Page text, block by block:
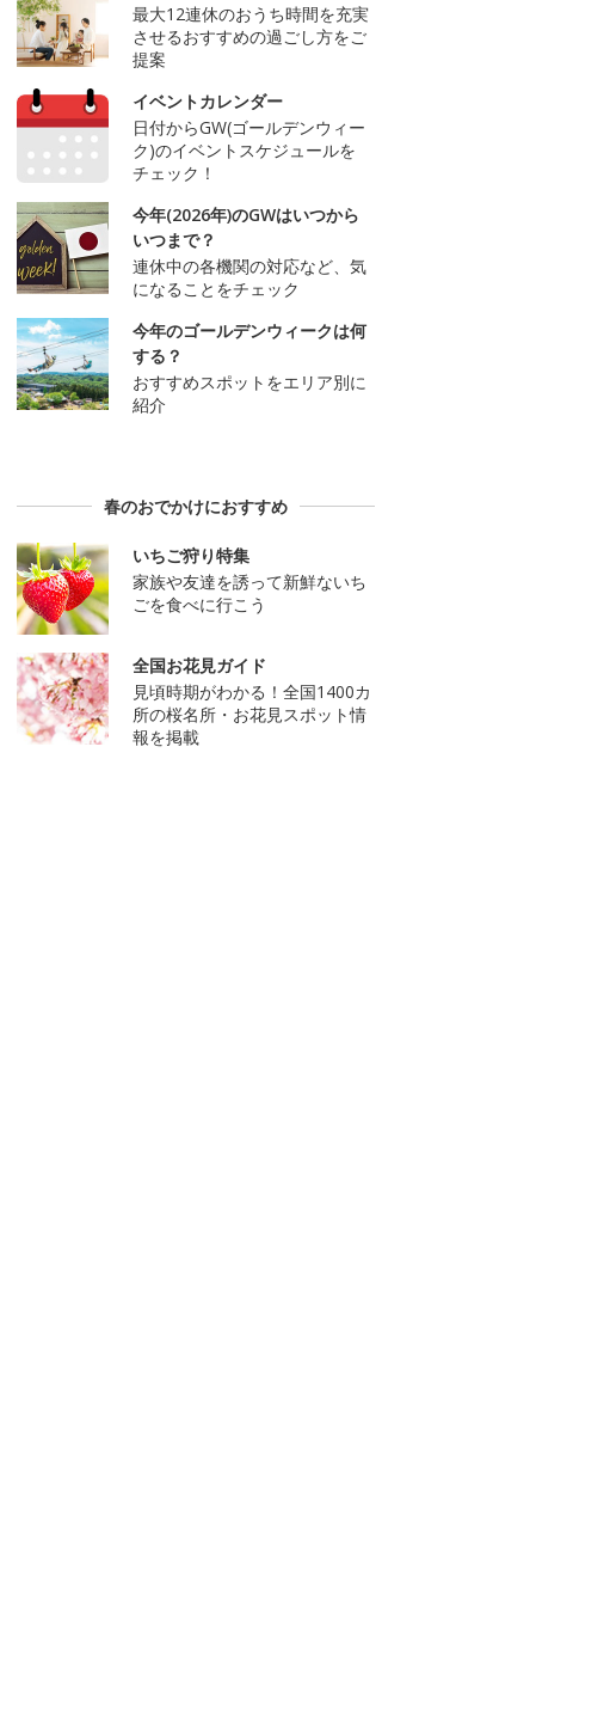
最大12連休のおうち時間を充実
させるおすすめの過ごし方をご
提案
イベントカレンダー
日付からGW(ゴールデンウィー
ク)のイベントスケジュールを
チェック！
今年(2026年)のGWはいつから
いつまで？
連休中の各機関の対応など、気
になることをチェック
今年のゴールデンウィークは何
する？
おすすめスポットをエリア別に
紹介
春のおでかけにおすすめ
いちご狩り特集
家族や友達を誘って新鮮ないち
ごを食べに行こう
全国お花見ガイド
見頃時期がわかる！全国1400カ
所の桜名所・お花見スポット情
報を掲載